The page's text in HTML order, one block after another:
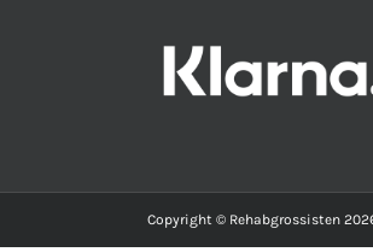
Copyright © Rehabgrossisten